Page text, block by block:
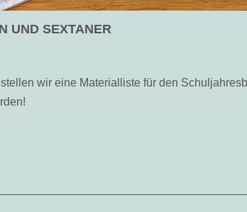
UND SEXTANER
wir eine Materialliste für den